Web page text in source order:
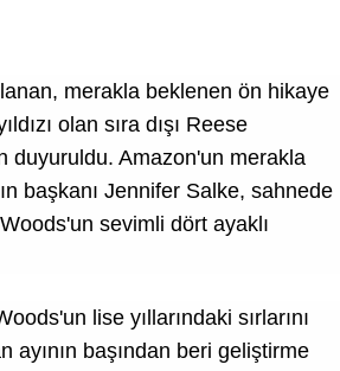
merakla beklenen ön hikaye
olan sıra dışı Reese
duyuruldu. Amazon'un merakla
başkanı Jennifer Salke, sahnede
sevimli dört ayaklı
lise yıllarındaki sırlarını
ayının başından beri geliştirme